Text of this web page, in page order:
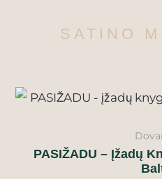
SATINO
PASIŽADU – Įžadų